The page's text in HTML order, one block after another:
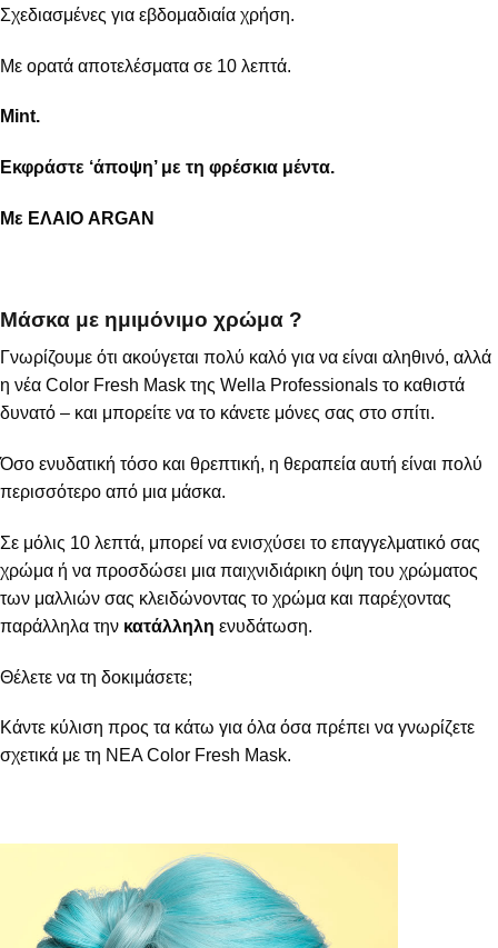
Σχεδιασμένες για εβδομαδιαία χρήση.
Με ορατά αποτελέσματα σε 10 λεπτά.
Mint.
Εκφράστε ‘άποψη’ με τη φρέσκια μέντα.
Με ΕΛΑΙΟ ARGAN
Μάσκα με ημιμόνιμο χρώμα ?
Γνωρίζουμε ότι ακούγεται πολύ καλό για να είναι αληθινό, αλλά
η νέα Color Fresh Mask της Wella Professionals το καθιστά
δυνατό – και μπορείτε να το κάνετε μόνες σας στο σπίτι.
Όσο ενυδατική τόσο και θρεπτική, η θεραπεία αυτή είναι πολύ
περισσότερο από μια μάσκα.
Σε μόλις 10 λεπτά, μπορεί να ενισχύσει το επαγγελματικό σας
χρώμα ή να προσδώσει μια παιχνιδιάρικη όψη του χρώματος
των μαλλιών σας κλειδώνοντας το χρώμα και παρέχοντας
παράλληλα την κατάλληλη ενυδάτωση.
Θέλετε να τη δοκιμάσετε;
Κάντε κύλιση προς τα κάτω για όλα όσα πρέπει να γνωρίζετε
σχετικά με τη ΝΕΑ Color Fresh Mask.